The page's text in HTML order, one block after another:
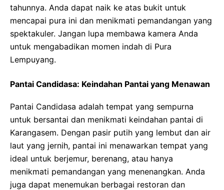
tahunnya. Anda dapat naik ke atas bukit untuk
mencapai pura ini dan menikmati pemandangan yang
spektakuler. Jangan lupa membawa kamera Anda
untuk mengabadikan momen indah di Pura
Lempuyang.
Pantai Candidasa: Keindahan Pantai yang Menawan
Pantai Candidasa adalah tempat yang sempurna
untuk bersantai dan menikmati keindahan pantai di
Karangasem. Dengan pasir putih yang lembut dan air
laut yang jernih, pantai ini menawarkan tempat yang
ideal untuk berjemur, berenang, atau hanya
menikmati pemandangan yang menenangkan. Anda
juga dapat menemukan berbagai restoran dan